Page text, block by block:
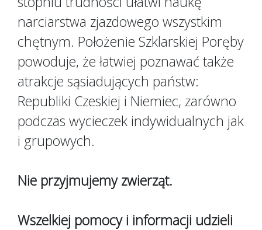
narciarstwa zjazdowego wszystkim
chętnym. Położenie Szklarskiej Poręby
powoduje, że łatwiej poznawać także
atrakcje sąsiadujących państw:
Republiki Czeskiej i Niemiec, zarówno
podczas wycieczek indywidualnych jak
i grupowych.
Nie przyjmujemy zwierząt.
Wszelkiej pomocy i informacji udzieli